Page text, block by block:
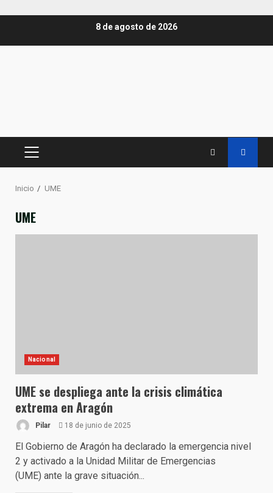
8 de agosto de 2026
MENÚ
Inicio UME
UME
Nacional
UME se despliega ante la crisis climática
extrema en Aragón
Pilar 18 de junio de 2025
El Gobierno de Aragón ha declarado la emergencia nivel
2 y activado a la Unidad Militar de Emergencias
(UME) ante la grave situación...